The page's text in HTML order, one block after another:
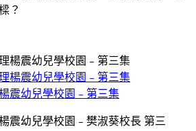
？
震幼兒學校園﹣第三集
震幼兒學校園﹣樊淑葵校長 第三